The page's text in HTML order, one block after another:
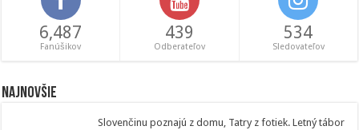
6,487
Fanúšikov
439
Odberateľov
534
Sledovateľov
Najnovšie
Slovenčinu poznajú z domu, Tatry z fotiek. Letný tábor